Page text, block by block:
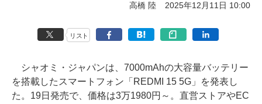
高橋 陸 2025年12月11日 10:00
リスト
シャオミ・ジャパンは、7000mAhの大容量バッテリー
を搭載したスマートフォン「REDMI 15 5G」を発表し
た。19日発売で、価格は3万1980円～。直営ストアやEC